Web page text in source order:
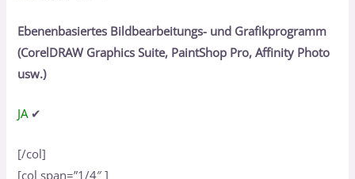
Ebenenbasiertes Bildbearbeitungs- und Grafikprogramm
(CorelDRAW Graphics Suite, PaintShop Pro, Affinity Photo
usw.)
JA ✔
[/col]
[col span=”1/4″ ]